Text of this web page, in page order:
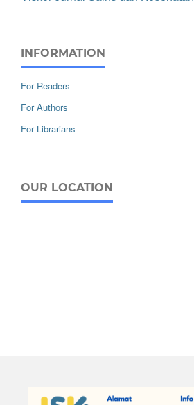
INFORMATION
For Readers
For Authors
For Librarians
OUR LOCATION